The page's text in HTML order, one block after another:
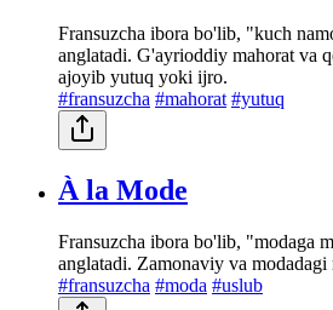
Fransuzcha ibora bo'lib, "kuch
anglatadi. G'ayrioddiy mahorat va
ajoyib yutuq yoki ijro.
#fransuzcha #mahorat #yutuq
À la Mode
Fransuzcha ibora bo'lib, "modaga
anglatadi. Zamonaviy va modadagi
#fransuzcha #moda #uslub